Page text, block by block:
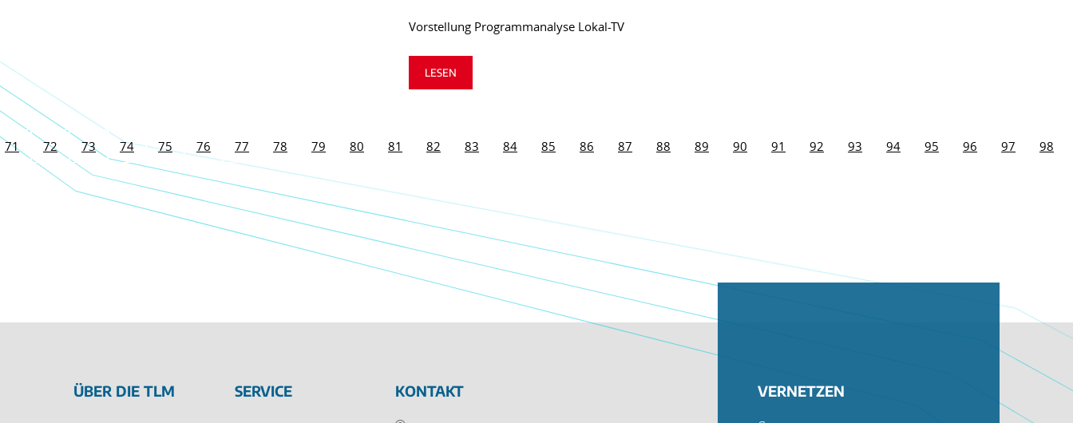
Vorstellung Programmanalyse Lokal-TV
LESEN
71 72 73 74 75 76 77 78 79 80 81 82 83 84 85 86 87 88 89 90 91 92 93 94 95 96 97 98
ÜBER DIE TLM SERVICE KONTAKT VERNETZEN